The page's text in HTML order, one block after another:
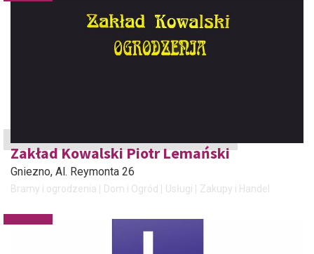
Zakład Kowalski Piotr Lemański
Gniezno, Al. Reymonta 26
Bramy i ogrodzenia Dom i Ogród Usługi Zakupy i Handel